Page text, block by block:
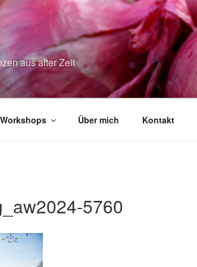
aus alter Zeit
Workshops Über mich Kontakt
5760